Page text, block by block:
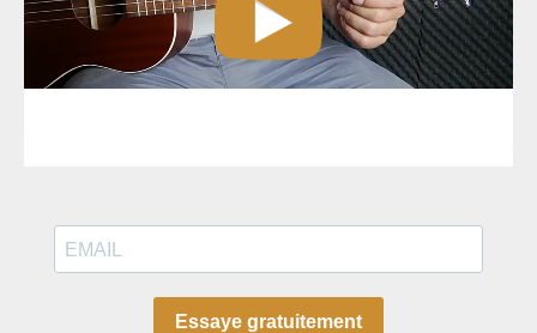
Essaye gratuitement